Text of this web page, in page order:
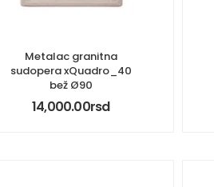
Metalac granitna
sudopera xQuadro_40
bež Ø90
14,000.00rsd